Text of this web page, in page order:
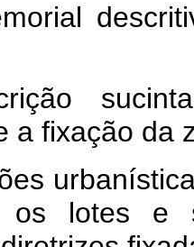
a fixação da
os lotes e